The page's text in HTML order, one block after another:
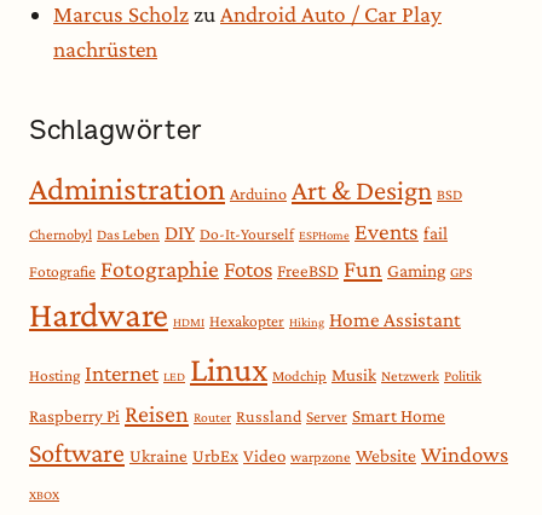
Marcus ScholzzuAndroid Auto / Car Play
nachrüsten
Schlagwörter
Administration Arduino Art & Design BSD
Chernobyl Das Leben DIY Do-It-Yourself ESPHome Events fail
Fotografie Fotographie Fotos FreeBSD Fun Gaming GPS
Hardware HDMI Hexakopter Hiking Home Assistant
Hosting Internet LED Linux Modchip Musik Netzwerk Politik
Raspberry Pi Reisen Router Russland Server Smart Home
Software Ukraine UrbEx Video warpzone Website Windows
XBOX